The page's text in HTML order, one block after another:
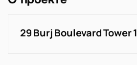
29 Burj Boulevard Tower 1